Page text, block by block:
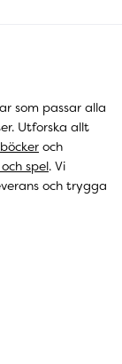
som passar alla
Utforska allt
och
spel. Vi
och trygga